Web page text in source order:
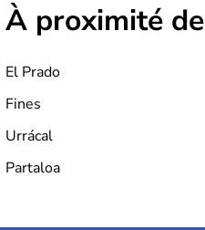
À proximité de
El Prado
Fines
Urrácal
Partaloa